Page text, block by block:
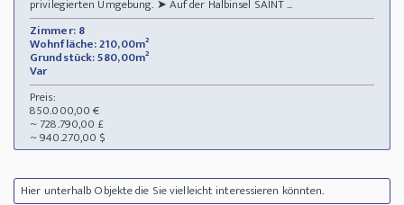
privilegierten Umgebung. ➤ Auf der Halbinsel SAINT ...
Zimmer: 8
Wohnfläche: 210,00m²
Grundstück: 580,00m²
Var
Preis:
850.000,00 €
~ 728.790,00 £
~ 940.270,00 $
Hier unterhalb Objekte die Sie vielleicht interessieren könnten.